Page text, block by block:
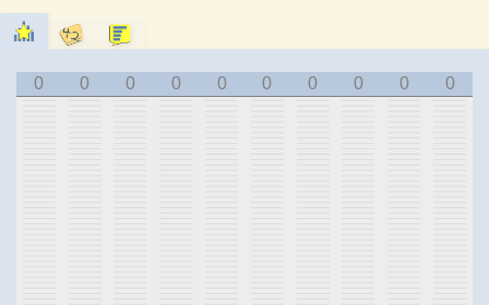
0 0 0 0 0 0 0 0 0 0